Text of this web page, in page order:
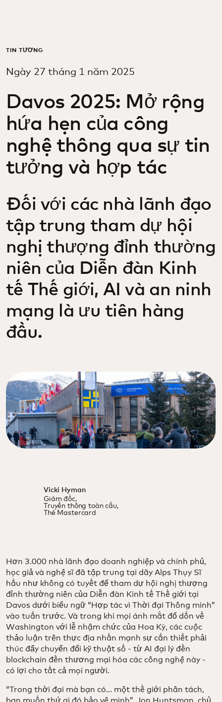
Dành cho doanh nghiệp
Dành cho nhà đổi mới
Tin tức và xu hướng
TIN TƯỞNG
Ngày 27 tháng 1 năm 2025
Davos 2025: Mở rộng
hứa hẹn của công
nghệ thông qua sự tin
tưởng và hợp tác
Đối với các nhà lãnh đạo
tập trung tham dự hội
nghị thượng đỉnh thường
niên của Diễn đàn Kinh
tế Thế giới, AI và an ninh
mạng là ưu tiên hàng
đầu.
Vicki Hyman
Giám đốc,
Truyền thông toàn cầu,
Thẻ Mastercard
Hơn 3.000 nhà lãnh đạo doanh nghiệp và chính phủ,
học giả và nghệ sĩ đã tập trung tại dãy Alps Thụy Sĩ
hầu như không có tuyết để tham dự hội nghị thượng
đỉnh thường niên của Diễn đàn Kinh tế Thế giới tại
Davos dưới biểu ngữ “Hợp tác vì Thời đại Thông minh”
vào tuần trước. Và trong khi mọi ánh mắt đổ dồn về
Washington với lễ nhậm chức của Hoa Kỳ, các cuộc
thảo luận trên thực địa nhấn mạnh sự cần thiết phải
thúc đẩy chuyển đổi kỹ thuật số - từ AI đại lý đến
blockchain đến thương mại hóa các công nghệ này -
có lợi cho tất cả mọi người.
“Trong thời đại mà bạn có... một thế giới phân tách,
bạn muốn thứ gì đó bảo vệ mình”, Jon Huntsman, chủ